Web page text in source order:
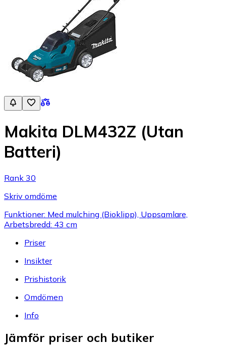
Makita DLM432Z (Utan
Batteri)
Rank 30
Skriv omdöme
Funktioner: Med mulching (Bioklipp), Uppsamlare,
Arbetsbredd: 43 cm
Priser
Insikter
Prishistorik
Omdömen
Info
Jämför priser och butiker